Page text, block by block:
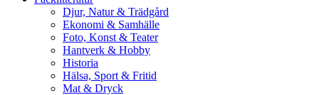
Djur, Natur & Trädgård
Ekonomi & Samhälle
Foto, Konst & Teater
Hantverk & Hobby
Historia
Hälsa, Sport & Fritid
Mat & Dryck